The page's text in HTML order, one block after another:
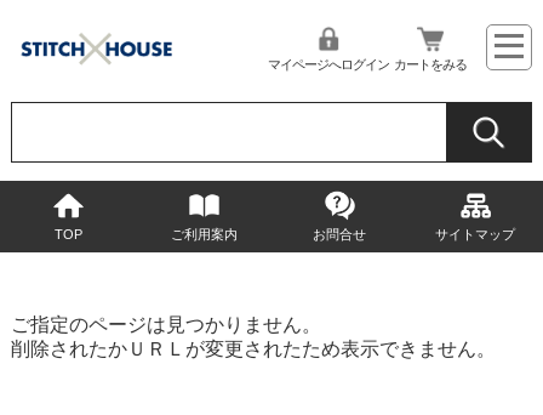
マイページへログイン カートをみる
TOP ご利用案内 お問合せ サイトマップ
ご指定のページは見つかりません。
削除されたかＵＲＬが変更されたため表示できません。